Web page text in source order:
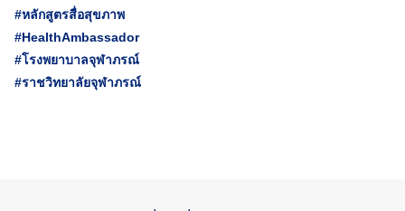
#หลักสูตรสื่อสุขภาพ
#HealthAmbassador
#โรงพยาบาลจุฬาภรณ์
#ราชวิทยาลัยจุฬาภรณ์